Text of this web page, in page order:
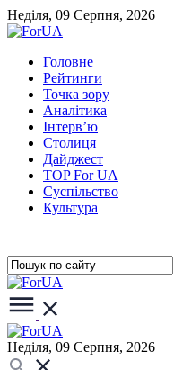
Неділя, 09 Серпня, 2026
Головне
Рейтинги
Точка зору
Аналітика
Інтерв’ю
Столиця
Дайджест
TOP For UA
Суспiльство
Культура
Неділя, 09 Серпня, 2026